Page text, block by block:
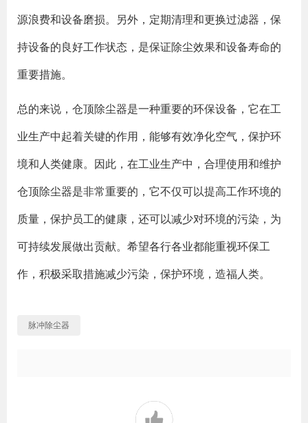
源浪费和设备磨损。另外，定期清理和更换过滤器，保
持设备的良好工作状态，是保证除尘效果和设备寿命的
重要措施。
总的来说，仓顶除尘器是一种重要的环保设备，它在工
业生产中起着关键的作用，能够有效净化空气，保护环
境和人类健康。因此，在工业生产中，合理使用和维护
仓顶除尘器是非常重要的，它不仅可以提高工作环境的
质量，保护员工的健康，还可以减少对环境的污染，为
可持续发展做出贡献。希望各行各业都能重视环保工
作，积极采取措施减少污染，保护环境，造福人类。
脉冲除尘器